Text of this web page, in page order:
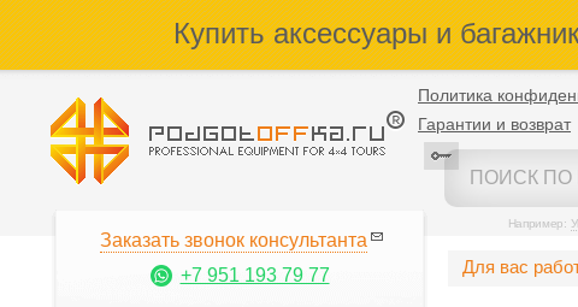
Купить аксессуары и
Политика
Гарантии и возврат
Например:
Заказать звонок консультанта
+7 951 193 79 77
Для вас